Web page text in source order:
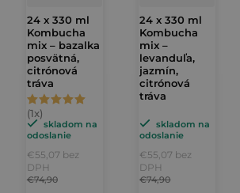
24 x 330 ml
Kombucha
mix – bazalka
posvätná,
citrónová
tráva
Priemerné
hodnotenie
je
odoslanie
€55,07 bez
DPH
€74,90
24 x 330 ml
Kombucha
mix –
levanduľa,
jazmín,
citrónová
tráva
skladom na
odoslanie
€55,07 bez
DPH
€74,90